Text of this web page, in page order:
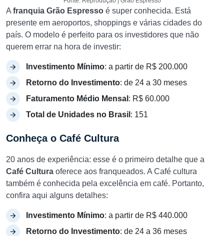
A franquia Grão Espresso é super conhecida. Está
presente em aeroportos, shoppings e várias cidades do
país. O modelo é perfeito para os investidores que não
querem errar na hora de investir:
Investimento Mínimo: a partir de R$ 200.000
Retorno do Investimento: de 24 a 30 meses
Faturamento Médio Mensal : R$ 60.000
Total de Unidades no Brasil : 151
Conheça o Café Cultura
20 anos de experiência: esse é o primeiro detalhe que a
Café Cultura oferece aos franqueados. A Café cultura
também é conhecida pela excelência em café. Portanto,
confira aqui alguns detalhes:
Investimento Mínimo: a partir de R$ 440.000
Retorno do Investimento: de 24 a 36 meses